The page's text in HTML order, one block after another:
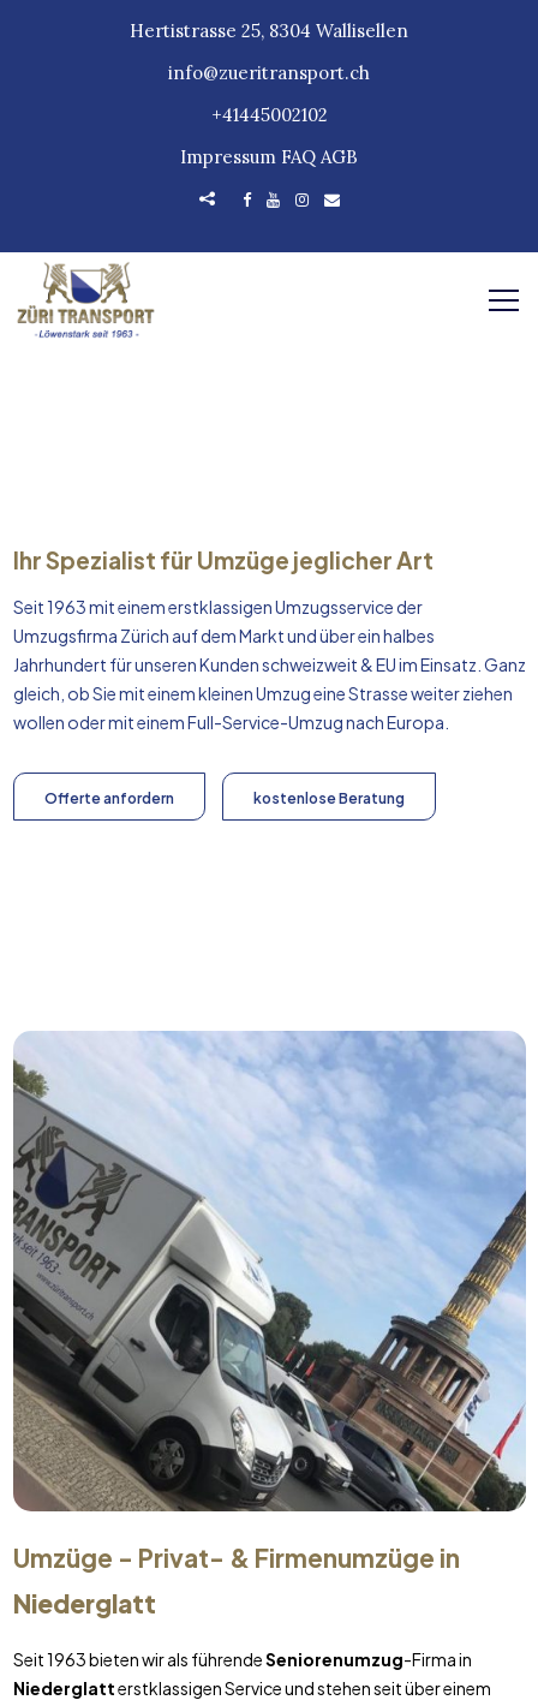
Hertistrasse 25, 8304 Wallisellen
info@zueritransport.ch
+41445002102
Impressum FAQ AGB
Ihr Spezialist für Umzüge jeglicher Art
Seit 1963 mit einem erstklassigen Umzugsservice der
Umzugsfirma Zürich auf dem Markt und über ein halbes
Jahrhundert für unseren Kunden schweizweit & EU im Einsatz. Ganz
gleich, ob Sie mit einem kleinen Umzug eine Strasse weiter ziehen
wollen oder mit einem Full-Service-Umzug nachEuropa
Offerte anfordern kostenlose Beratung
Umzüge - Privat- & Firmenumzüge in
Niederglatt
Seit 1963 bieten wir als führendeSeniorenumzug-Firma in
Niederglatterstklassigen Service und stehen seit über einem